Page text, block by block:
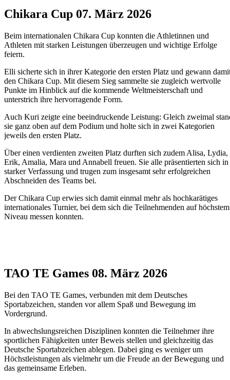
Chikara Cup 07. März 2026
Beim internationalen Chikara Cup konnten die Athletinnen und
Athleten mit starken Leistungen überzeugen und wichtige Erfolge
feiern.
Elli sicherte sich in ihrer Kategorie den ersten Platz und gewann
den Chikara Cup. Mit diesem Sieg sammelte sie zugleich wertvolle
Punkte im Hinblick auf die kommende Weltmeisterschaft und
unterstrich ihre hervorragende Form.
Auch Kuri zeigte eine beeindruckende Leistung: Gleich zweimal
sie ganz oben auf dem Podium und holte sich in zwei Kategorien
jeweils den ersten Platz.
Über einen verdienten zweiten Platz durften sich zudem Alisa, Lydia,
Erik, Amalia, Mara und Annabell freuen. Sie alle präsentierten sich in
starker Verfassung und trugen zum insgesamt sehr erfolgreichen
Abschneiden des Teams bei.
Der Chikara Cup erwies sich damit einmal mehr als hochkarätiges
internationales Turnier, bei dem sich die Teilnehmenden auf höchstem
Niveau messen konnten.
TAO TE Games 08. März 2026
Bei den TAO TE Games, verbunden mit dem Deutsches
Sportabzeichen, standen vor allem Spaß und Bewegung im
Vordergrund.
In abwechslungsreichen Disziplinen konnten die Teilnehmer ihre
sportlichen Fähigkeiten unter Beweis stellen und gleichzeitig das
Deutsche Sportabzeichen ablegen. Dabei ging es weniger um
Höchstleistungen als vielmehr um die Freude an der Bewegung und
das gemeinsame Erleben.